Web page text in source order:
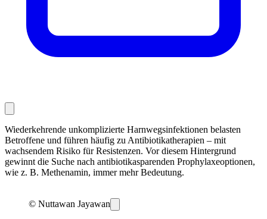
Wiederkehrende unkomplizierte Harnwegsinfektionen belasten
Betroffene und führen häufig zu Antibiotikatherapien – mit
wachsendem Risiko für Resistenzen. Vor diesem Hintergrund
gewinnt die Suche nach antibiotikasparenden Prophylaxeoptionen,
wie z. B. Methenamin, immer mehr Bedeutung.
© Nuttawan Jayawan